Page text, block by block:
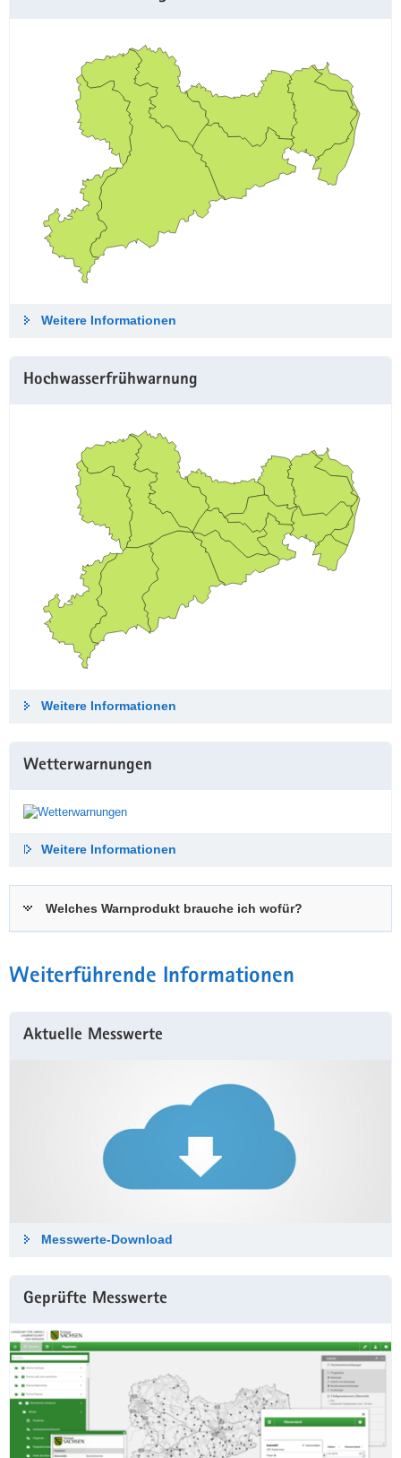
Weitere Informationen
Hochwasserfrühwarnung
Weitere Informationen
Wetterwarnungen
Weitere Informationen
Welches Warnprodukt brauche ich wofür?
Weiterführende Informationen
Aktuelle Messwerte
Messwerte-Down­load
Geprüfte Messwerte